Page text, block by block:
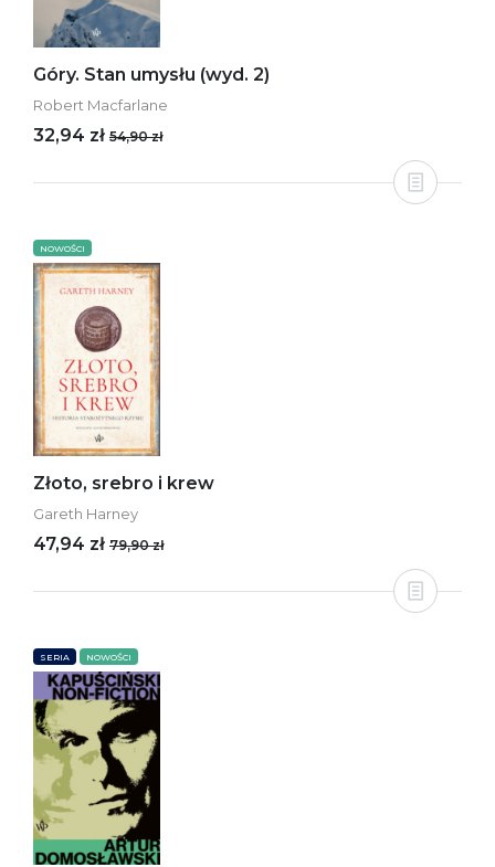
Góry. Stan umysłu (wyd. 2)
Robert Macfarlane
32,94 zł 54,90 zł
NOWOŚCI
Złoto, srebro i krew
Gareth Harney
47,94 zł 79,90 zł
SERIA NOWOŚCI